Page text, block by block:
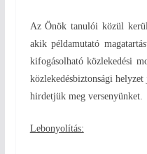
Az Önök tanulói közül
akik példamutató
kifogásolható közlekedési
közlekedésbiztonsági
hirdetjük meg versenyünket.
Lebonyolítás: